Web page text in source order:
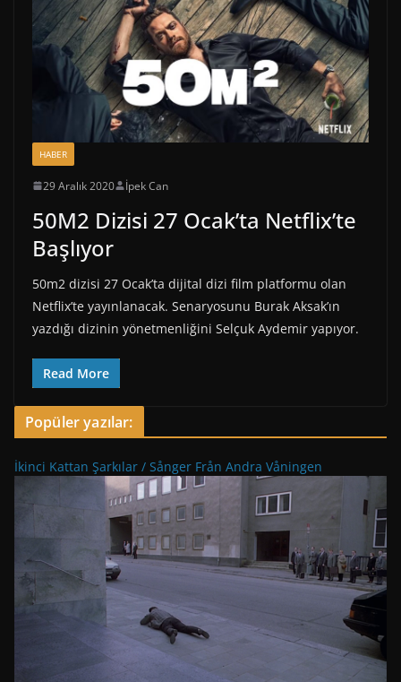
HABER
29 Aralık 2020 İpek Can
50M2 Dizisi 27 Ocak’ta Netflix’te
Başlıyor
50m2 dizisi 27 Ocak’ta dijital dizi film platformu olan
Netflix’te yayınlanacak. Senaryosunu Burak Aksak’ın
yazdığı dizinin yönetmenliğini Selçuk Aydemir yapıyor.
Read More
Popüler yazılar:
İkinci Kattan Şarkılar / Sånger Från Andra Våningen